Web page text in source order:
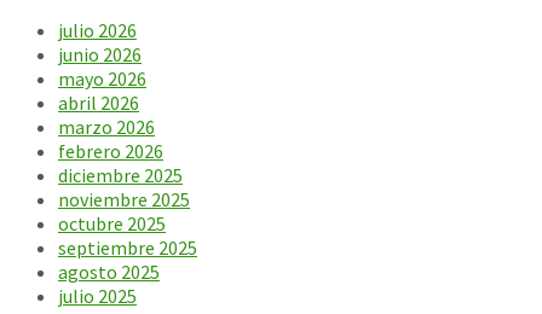
julio 2026
junio 2026
mayo 2026
abril 2026
marzo 2026
febrero 2026
diciembre 2025
noviembre 2025
octubre 2025
septiembre 2025
agosto 2025
julio 2025